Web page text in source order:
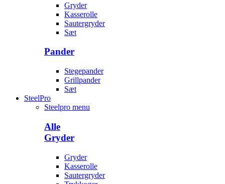
Gryder
Kasserolle
Sautergryder
Sæt
Pander
Stegepander
Grillpander
Sæt
SteelPro
Steelpro menu
Alle
Gryder
Gryder
Kasserolle
Sautergryder